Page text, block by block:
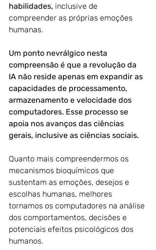
habilidades, inclusive de
compreender as próprias emoções
humanas.
Um ponto nevrálgico nesta
compreensão é que a revolução da
IA não reside apenas em expandir as
capacidades de processamento,
armazenamento e velocidade dos
computadores. Esse processo se
apoia nos avanços das ciências
gerais, inclusive as ciências sociais.
Quanto mais compreendermos os
mecanismos bioquímicos que
sustentam as emoções, desejos e
escolhas humanas, melhores
tornamos os computadores na análise
dos comportamentos, decisões e
potenciais efeitos psicológicos dos
humanos.